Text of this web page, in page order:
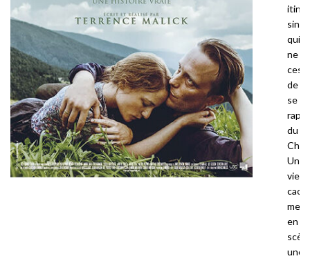
qui
ne
de
se
du
Une
vie
met
en
une